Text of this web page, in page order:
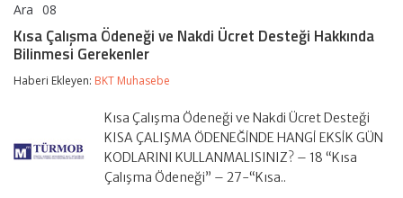
Ara 08
Çalışma
Ödeneği
ve
Ücret
Hakkında
Bilinmesi
Gerekenler
için
Kısa Çalışma Ödeneği ve Nakdi Ücret Desteği Hakkında
Bilinmesi Gerekenler
Haberi Ekleyen: BKT Muhasebe
Kısa Çalışma Ödeneği ve Nakdi Ücret Desteği
KISA ÇALIŞMA ÖDENEĞİNDE HANGİ EKSİK GÜN
KODLARINI KULLANMALISINIZ? – 18 “Kısa
Çalışma Ödeneği” – 27-“Kısa..